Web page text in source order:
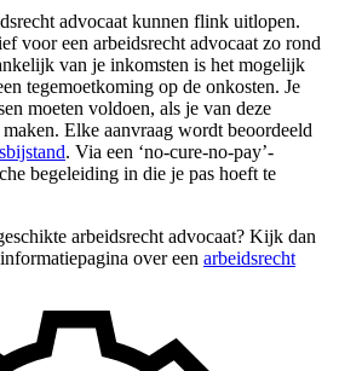
advocaat kunnen flink uitlopen.
voor een arbeidsrecht advocaat zo rond
van je inkomsten is het mogelijk
tegemoetkoming op de onkosten. Je
moeten voldoen, als je van deze
Elke aanvraag wordt beoordeeld
. Via een ‘no-cure-no-pay’-
begeleiding in die je pas hoeft te
arbeidsrecht advocaat? Kijk dan
over een arbeidsrecht